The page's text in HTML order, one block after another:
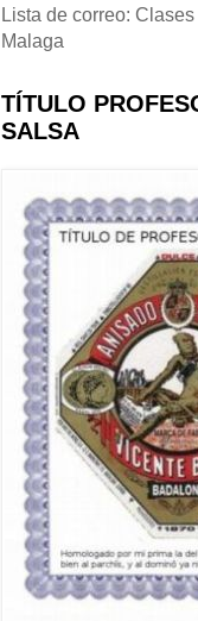
Lista de correo:
Malaga
TÍTULO
SALSA